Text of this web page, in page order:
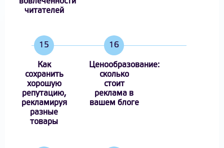
читателей
15
Как
сохранить
хорошую
репутацию,
рекламируя
разные
товары
16
Ценообразование:
сколько
стоит
реклама в
вашем блоге